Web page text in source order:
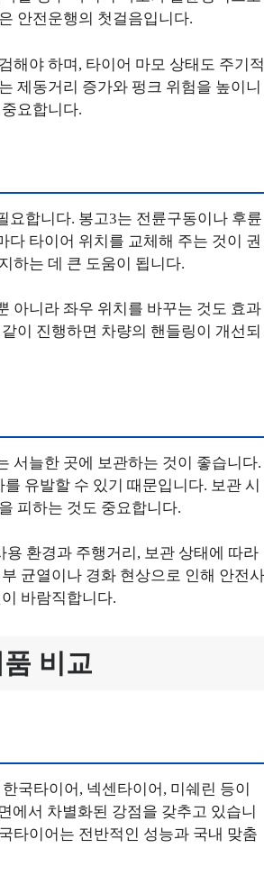
안전운행의 첫걸음입니다.
해야 하며, 타이어 마모 상태도 주기적
제동거리 증가와 펑크 위험을 높이니
요합니다.
요합니다. 봉고3는 전륜구동이나 후륜
타이어 위치를 교체해 주는 것이 권
하는 데 큰 도움이 됩니다.
아니라 좌우 위치를 바꾸는 것도 효과
이 진행하면 차량의 핸들링이 개선되
서늘한 곳에 보관하는 것이 좋습니다.
유발할 수 있기 때문입니다. 보관 시
피하는 것도 중요합니다.
환경과 주행거리, 보관 상태에 따라
균열이나 경화 현상으로 인해 안전사
바람직합니다.
비교
국타이어, 넥센타이어, 미쉐린 등이
에서 차별화된 강점을 갖추고 있습니
타이어는 전반적인 성능과 국내 맞춤